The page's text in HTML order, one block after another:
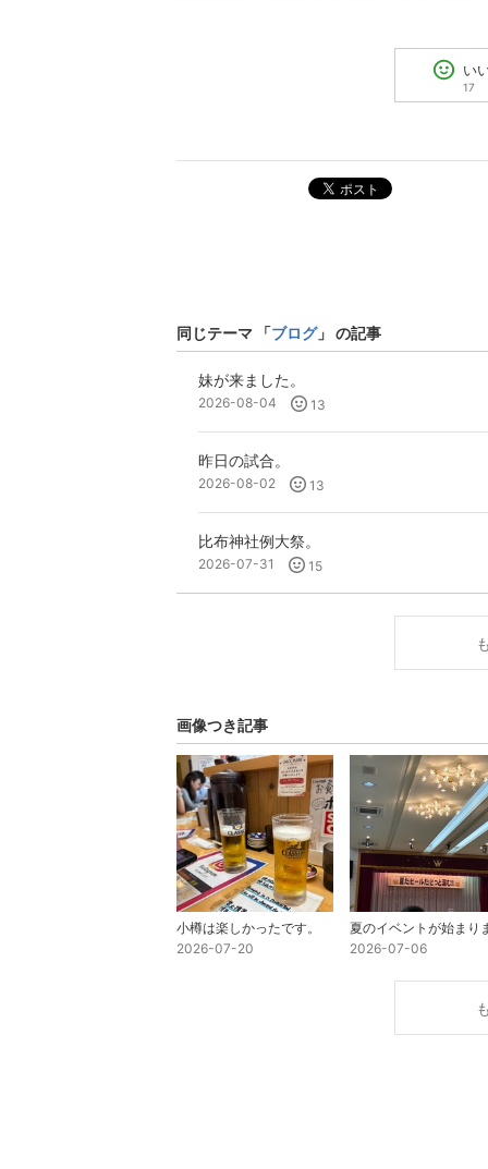
い
17
ポスト
同じテーマ 「ブログ」 の記事
妹が来ました。
2026-08-04 13
昨日の試合。
2026-08-02 13
比布神社例大祭。
2026-07-31 15
画像つき記事
小樽は楽しかったです。
2026-07-20
2026-07-06